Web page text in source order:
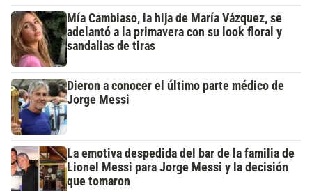
Mía Cambiaso, la hija de María Vázquez, se
adelantó a la primavera con su look floral y
sandalias de tiras
Dieron a conocer el último parte médico de
Jorge Messi
La emotiva despedida del bar de la familia de
Lionel Messi para Jorge Messi y la decisión
que tomaron